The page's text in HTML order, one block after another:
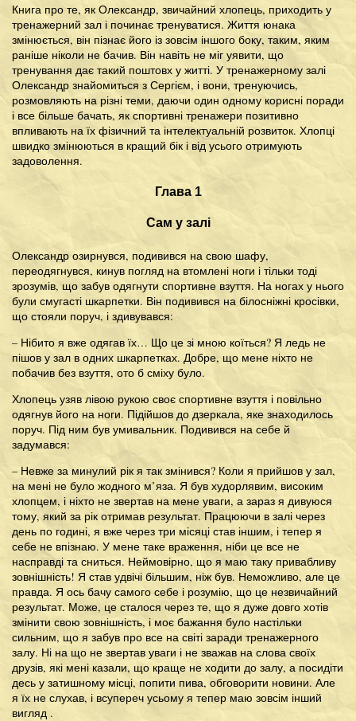
Книга про те, як Олександр, звичайний хлопець, приходить у
тренажерний зал і починає тренуватися. Життя юнака
змінюється, він пізнає його із зовсім іншого боку, таким, яким
раніше ніколи не бачив. Він навіть не міг уявити, що
тренування дає такий поштовх у житті. У тренажерному залі
Олександр знайомиться з Сергієм, і вони, тренуючись,
розмовляють на різні теми, даючи один одному корисні поради
і все більше бачать, як спортивні тренажери позитивно
впливають на їх фізичний та інтелектуальній розвиток. Хлопці
швидко змінюються в кращий бік і від усього отримують
задоволення.
Глава 1
Сам у залі
Олександр озирнувся, подивився на свою шафу,
переодягнувся, кинув погляд на втомлені ноги і тільки тоді
зрозумів, що забув одягнути спортивне взуття. На ногах у нього
були смугасті шкарпетки. Він подивився на білосніжні кросівки,
що стояли поруч, і здивувався:
– Нібито я вже одягав їх… Що це зі мною коїться? Я ледь не
пішов у зал в одних шкарпетках. Добре, що мене ніхто не
побачив без взуття, ото б сміху було.
Хлопець узяв лівою рукою своє спортивне взуття і повільно
одягнув його на ноги. Підійшов до дзеркала, яке знаходилось
поруч. Під ним був умивальник. Подивився на себе й
задумався:
– Невже за минулий рік я так змінився? Коли я прийшов у зал,
на мені не було жодного м’яза. Я був худорлявим, високим
хлопцем, і ніхто не звертав на мене уваги, а зараз я дивуюся
тому, який за рік отримав результат. Працюючи в залі через
день по годині, я вже через три місяці став іншим, і тепер я
себе не впізнаю. У мене таке враження, ніби це все не
насправді та сниться. Неймовірно, що я маю таку привабливу
зовнішність! Я став удвічі більшим, ніж був. Неможливо, але це
правда. Я ось бачу самого себе і розумію, що це незвичайний
результат. Може, це сталося через те, що я дуже довго хотів
змінити свою зовнішність, і моє бажання було настільки
сильним, що я забув про все на світі заради тренажерного
залу. Ні на що не звертав уваги і не зважав на слова своїх
друзів, які мені казали, що краще не ходити до залу, а посидіти
десь у затишному місці, попити пива, обговорити новини. Але
я їх не слухав, і всупереч усьому я тепер маю зовсім інший
вигляд .